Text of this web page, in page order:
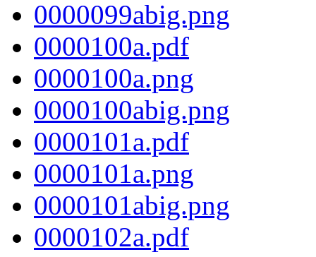
0000099abig.png
0000100a.pdf
0000100a.png
0000100abig.png
0000101a.pdf
0000101a.png
0000101abig.png
0000102a.pdf